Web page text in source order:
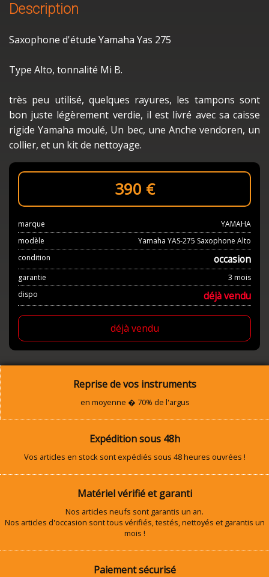
Description
Saxophone d'étude Yamaha Yas 275
Type Alto, tonnalité Mi B.
très peu utilisé, quelques rayures, les tampons sont
bon juste légèrement verdie, il est livré avec sa caisse
rigide Yamaha moulé, Un bec, une Anche vendoren, un
collier, et un kit de nettoyage.
390 €
marque
YAMAHA
modèle
Yamaha YAS-275 Saxophone Alto
condition
occasion
garantie
3 mois
dispo
déjà vendu
déjà vendu
Reprise de vos instruments
en moyenne � 70% de l'argus
Expédition sous 48h
Vos articles en stock sont expédiés sous 48 heures ouvrées !
Matériel vérifié et garanti
Nos articles neufs sont garantis un an.
Nos articles d'occasion sont tous vérifiés, testés, nettoyés et garantis un
mois !
Paiement sécurisé